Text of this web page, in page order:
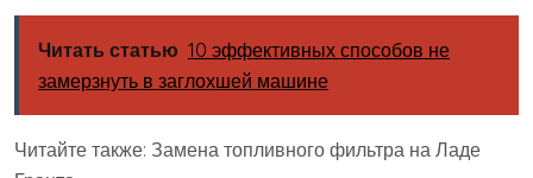
Читать статью 10 эффективных способов не
замерзнуть в заглохшей машине
Читайте также: Замена топливного фильтра на Ладе